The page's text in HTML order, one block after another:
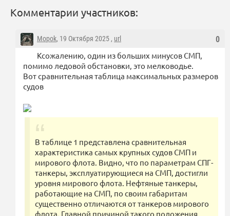
Комментарии участников:
0
Mopok, 19 Октября 2025 , url
Ксожалению, один из больших минусов СМП,
помимо ледовой обстановки, это мелководье.
Вот сравнительная таблица максимальных размеров
судов
В таблице 1 представлена сравнительная
характеристика самых крупных судов СМП и
мирового флота. Видно, что по параметрам СПГ-
танкеры, эксплуатирующиеся на СМП, достигли
уровня мирового флота. Нефтяные танкеры,
работающие на СМП, по своим габаритам
существенно отличаются от танкеров мирового
флота. Главной причиной такого положения